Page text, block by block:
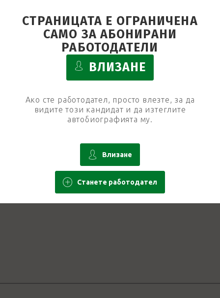
СТРАНИЦАТА Е ОГРАНИЧЕНА
САМО ЗА АБОНИРАНИ
РАБОТОДАТЕЛИ
ВЛИЗАНЕ
Ако сте работодател, просто влезте, за да
видите този кандидат и да изтеглите
автобиографията му.
Влизане
Станете работодател